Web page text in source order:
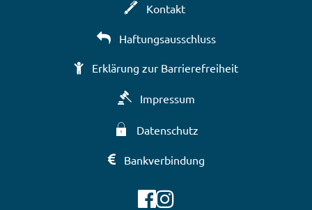
Kontakt
Haftungsausschluss
Erklärung zur Barrierefreiheit
Impressum
Datenschutz
Bankverbindung